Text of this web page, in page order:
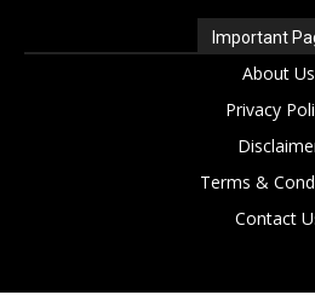
Important
About Us
Privacy
Terms &
Contact